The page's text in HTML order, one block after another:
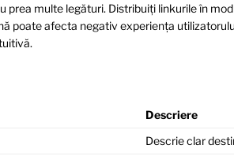
prea multe legături. Distribuiți linkurile în
poate afecta negativ experiența
Descriere
Descrie clar